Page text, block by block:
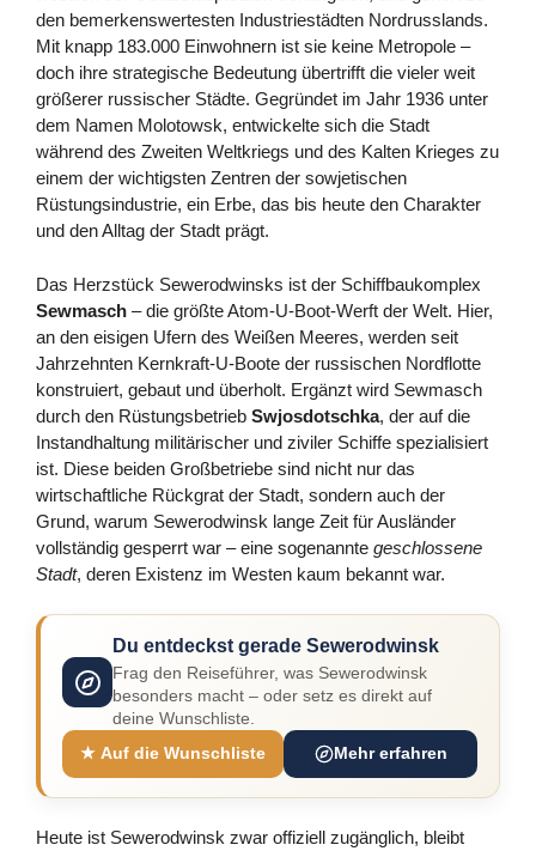
den bemerkenswertesten Industriestädten Nordrusslands.
Mit knapp 183.000 Einwohnern ist sie keine Metropole –
doch ihre strategische Bedeutung übertrifft die vieler weit
größerer russischer Städte. Gegründet im Jahr 1936 unter
dem Namen Molotowsk, entwickelte sich die Stadt
während des Zweiten Weltkriegs und des Kalten Krieges zu
einem der wichtigsten Zentren der sowjetischen
Rüstungsindustrie, ein Erbe, das bis heute den Charakter
und den Alltag der Stadt prägt.
Das Herzstück Sewerodwinsks ist der Schiffbaukomplex
Sewmasch – die größte Atom-U-Boot-Werft der Welt. Hier,
an den eisigen Ufern des Weißen Meeres, werden seit
Jahrzehnten Kernkraft-U-Boote der russischen Nordflotte
konstruiert, gebaut und überholt. Ergänzt wird Sewmasch
durch den Rüstungsbetrieb Swjosdotschka, der auf die
Instandhaltung militärischer und ziviler Schiffe spezialisiert
ist. Diese beiden Großbetriebe sind nicht nur das
wirtschaftliche Rückgrat der Stadt, sondern auch der
Grund, warum Sewerodwinsk lange Zeit für Ausländer
vollständig gesperrt war – eine sogenannte geschlossene
Stadt, deren Existenz im Westen kaum bekannt war.
Du entdeckst gerade Sewerodwinsk
Frag den Reiseführer, was Sewerodwinsk
besonders macht – oder setz es direkt auf
deine Wunschliste.
★ Auf die Wunschliste
Mehr erfahren
Heute ist Sewerodwinsk zwar offiziell zugänglich, bleibt